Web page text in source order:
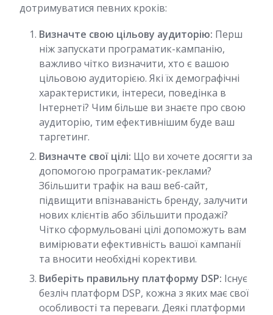
дотримуватися певних кроків:
Визначте свою цільову аудиторію: Перш
ніж запускати програматик-кампанію,
важливо чітко визначити, хто є вашою
цільовою аудиторією. Які їх демографічні
характеристики, інтереси, поведінка в
Інтернеті? Чим більше ви знаєте про свою
аудиторію, тим ефективнішим буде ваш
таргетинг.
Визначте свої цілі: Що ви хочете досягти за
допомогою програматик-реклами?
Збільшити трафік на ваш веб-сайт,
підвищити впізнаваність бренду, залучити
нових клієнтів або збільшити продажі?
Чітко сформульовані цілі допоможуть вам
вимірювати ефективність вашої кампанії
та вносити необхідні корективи.
Виберіть правильну платформу DSP: Існує
безліч платформ DSP, кожна з яких має свої
особливості та переваги. Деякі платформи